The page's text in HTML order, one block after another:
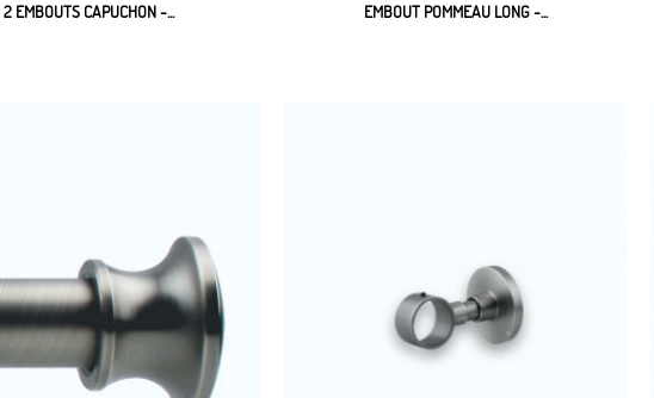
2 EMBOUTS CAPUCHON -... EMBOUT POMMEAU LONG -...